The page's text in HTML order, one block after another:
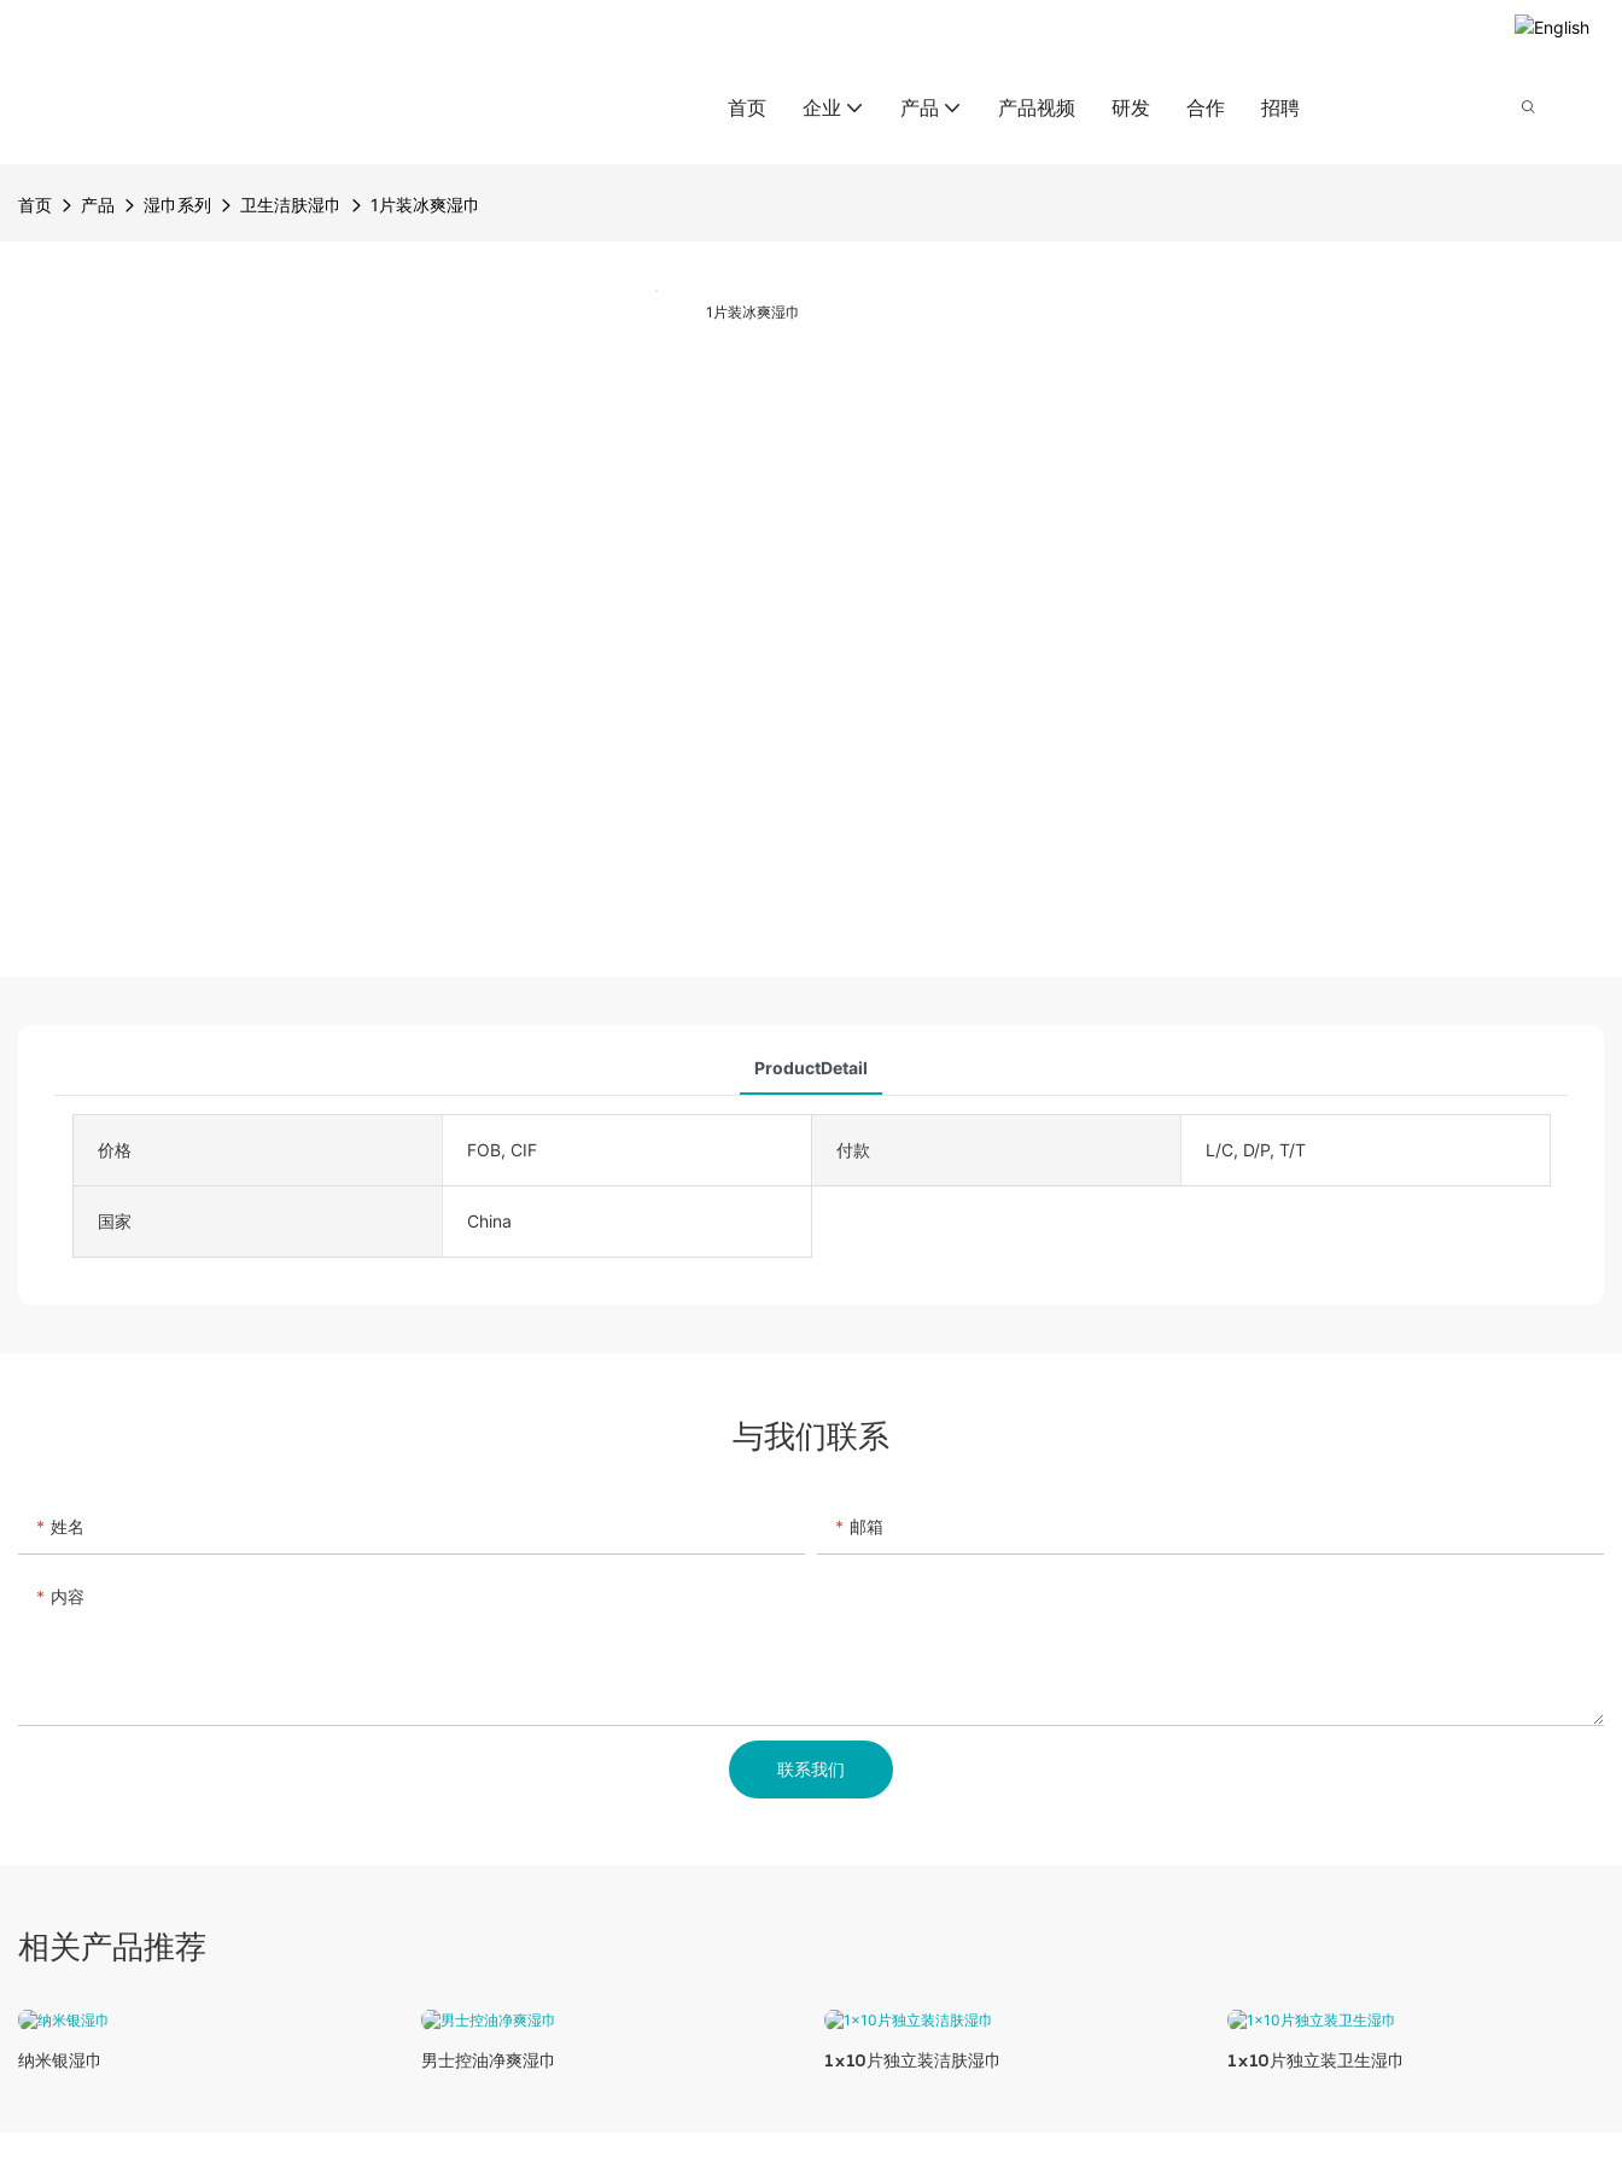
首页 企业 产品 产品视频 研发 合作 招聘
首页 产品 湿巾系列 卫生洁肤湿巾 1片装冰爽湿巾
1片装冰爽湿巾
ProductDetail
价格 FOB, CIF 付款 L/C, D/P, T/T
国家 China
与我们联系
姓名 邮箱
内容
联系我们
相关产品推荐
纳米银湿巾 男士控油净爽湿巾 1x10片独立装洁肤湿巾 1x10片独立装卫生湿巾